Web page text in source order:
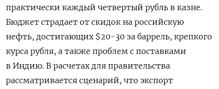
практически каждый четвертый рубль в казне.
Бюджет страдает от скидок на российскую
нефть, достигающих $20-30 за баррель, крепкого
курса рубля, а также проблем с поставками
в Индию. В расчетах для правительства
рассматривается сценарий, что экспорт